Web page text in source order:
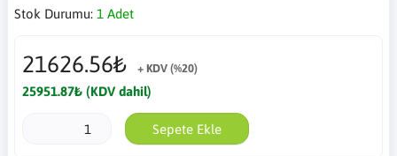
Stok Durumu: 1 Adet
21626.56₺ + KDV (%20)
25951.87₺ (KDV dahil)
Sepete Ekle